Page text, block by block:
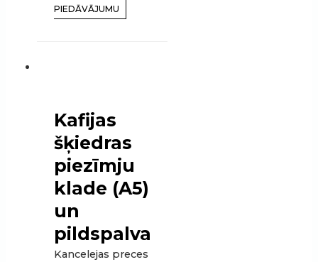
PIEDĀVĀJUMU
Kafijas
šķiedras
piezīmju
klade (A5)
un
pildspalva
Kancelejas preces